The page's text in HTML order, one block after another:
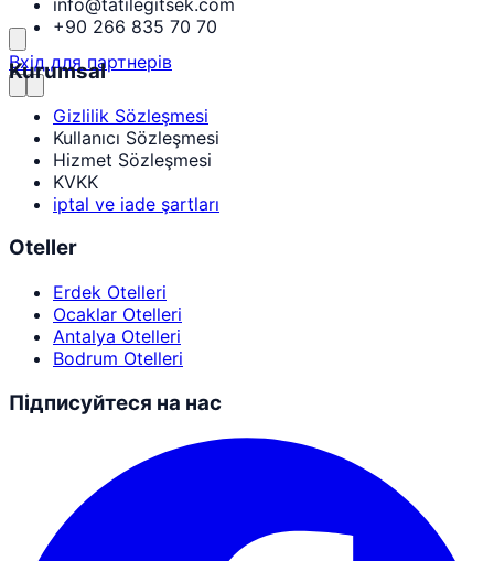
Вхід для партнерів
info@tatilegitsek.com
+90 266 835 70 70
Kurumsal
Gizlilik Sözleşmesi
Kullanıcı Sözleşmesi
Hizmet Sözleşmesi
KVKK
iptal ve iade şartları
Oteller
Erdek Otelleri
Ocaklar Otelleri
Antalya Otelleri
Bodrum Otelleri
Підписуйтеся на нас